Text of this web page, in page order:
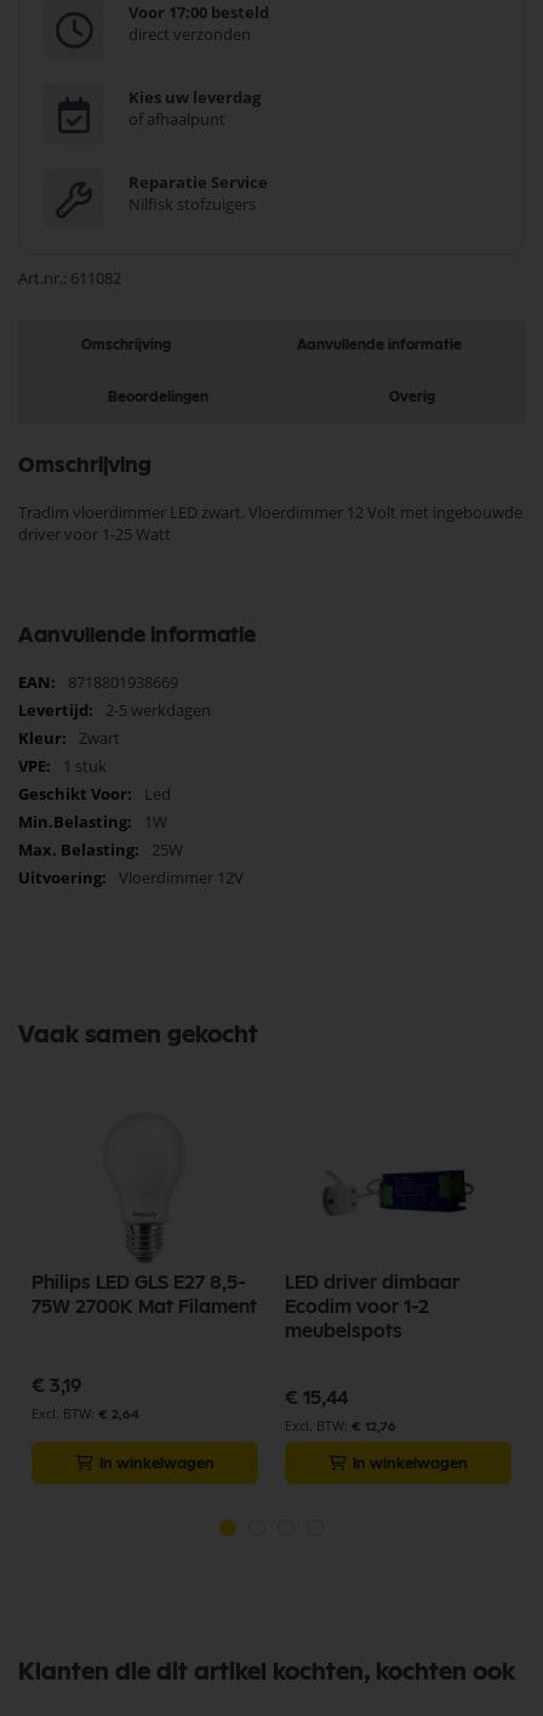
Voor 17:00 besteld
direct verzonden
Kies uw leverdag
of afhaalpunt
Reparatie Service
Nilfisk stofzuigers
Art.nr. 611082
Omschrijving Aanvullende informatie
Beoordelingen Overig
Omschrijving
Tradim vloerdimmer LED zwart. Vloerdimmer 12 Volt met ingebouwde
driver voor 1-25 Watt
Aanvullende informatie
Meer
informatie
8718801938669
2-5 werkdagen
Zwart
1 stuk
Led
1W
25W
Vloerdimmer 12V
Vaak samen gekocht
Philips LED GLS E27 8,5-
75W 2700K Mat Filament
€ 3,19
€ 2,64
In winkelwagen
LED driver dimbaar
Ecodim voor 1-2
meubelspots
€ 15,44
€ 12,76
In winkelwagen
Klanten die dit artikel kochten, kochten ook